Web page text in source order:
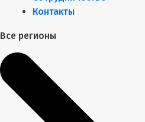
Контакты
Все регионы